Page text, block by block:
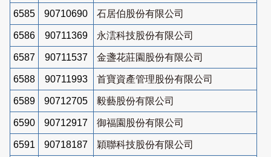
6585 90710690 石居伯股份有限公司
6586 90711369 永澐科技股份有限公司
6587 90711537 金盞花莊園股份有限公司
6588 90711993 首寶資產管理股份有限公司
6589 90712705 毅藝股份有限公司
6590 90712917 御福園股份有限公司
6591 90718187 穎聯科技股份有限公司